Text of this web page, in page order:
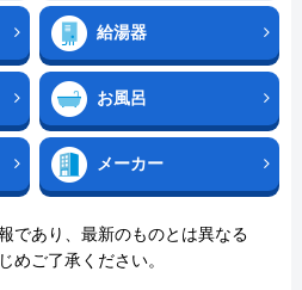
給湯器
お風呂
メーカー
であり、最新のものとは異なる
めご了承ください。